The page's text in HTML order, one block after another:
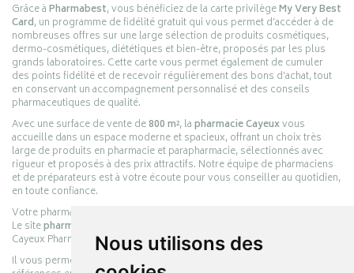
Nous utilisons des
Grâce àPharmabest, vous bénéficiez de la carte privilègeMy Very Best
Card, un programme de fidélité gratuit qui vous permet d’accéder à de
nombreuses offres sur une large sélection de produits cosmétiques,
dermo-cosmétiques, diététiques et bien-être, proposés par les plus
grands laboratoires. Cette carte vous permet également de cumuler
des points fidélité et de recevoir régulièrement des bons d’achat, tout
en conservant un accompagnement personnalisé et des conseils
pharmaceutiques de qualité.
Avec une surface de vente de800 m², lapharmacie Cayeuxvous
accueille dans un espace moderne et spacieux, offrant un choix très
large de produits en pharmacie et parapharmacie, sélectionnés avec
rigueur et proposés à des prix attractifs. Notre équipe de pharmaciens
et de préparateurs est à votre écoute pour vous conseiller au quotidien,
en toute confiance.
Votre pharmacie en ligne :
Le sitepharmacie-cayeux.fr
Cayeux Pharmabest Berck-sur-Mer – Rang-du-Fliers.
Il vous permet de réaliser vos achats en ligne parmi des milliers de